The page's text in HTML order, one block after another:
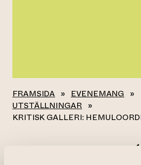
FRAMSIDA » EVENEMANG »
UTSTÄLLNINGAR »
KRITISK GALLERI: